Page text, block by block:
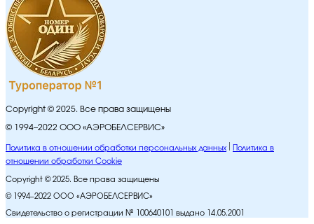
Copyright © 2025. Все права защищены
© 1994–2022 ООО «АЭРОБЕЛСЕРВИС»
Политика в отношении обработки персональных данных
Политика в
отношении обработки Cookie
Copyright © 2025. Все права защищены
© 1994–2022 ООО «АЭРОБЕЛСЕРВИС»
Свидетельство о регистрации № 100640101 выдано 14.05.2001